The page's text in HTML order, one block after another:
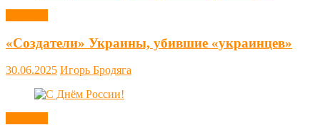
«Создатели» Украины, убившие «украинцев»
30.06.2025 Игорь Бродяга